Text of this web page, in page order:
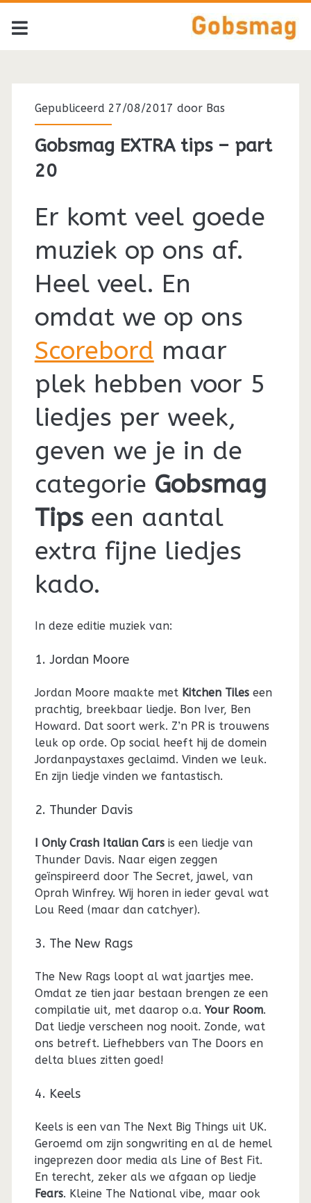
Gepubliceerd 27/08/2017 door Bas
Gobsmag EXTRA tips – part
20
Er komt veel goede
muziek op ons af.
Heel veel. En
omdat we op ons
Scorebord maar
plek hebben voor 5
liedjes per week,
geven we je in de
categorie Gobsmag
Tipseen aantal
extra fijne liedjes
kado.
In deze editie muziek van:
1. Jordan Moore
Jordan Moore maakte met Kitchen Tileseen
prachtig, breekbaar liedje. Bon Iver, Ben
Howard. Dat soort werk. Z’n PR is trouwens
leuk op orde. Op social heeft hij de domein
Jordanpaystaxes geclaimd. Vinden we leuk.
En zijn liedje vinden we fantastisch.
2. Thunder Davis
I Only Crash Italian Carsis een liedje van
Thunder Davis. Naar eigen zeggen
geïnspireerd door The Secret, jawel, van
Oprah Winfrey. Wij horen in ieder geval wat
Lou Reed (maar dan catchyer).
3. The New Rags
The New Rags loopt al wat jaartjes mee.
Omdat ze tien jaar bestaan brengen ze een
compilatie uit, met daarop o.a.Your Room.
Dat liedje verscheen nog nooit. Zonde, wat
ons betreft. Liefhebbers van The Doors en
delta blues zitten goed!
4. Keels
Keels is een van The Next Big Things uit UK.
Geroemd om zijn songwriting en al de hemel
ingeprezen door media als Line of Best Fit.
En terecht, zeker als we afgaan op liedje
Fears. Kleine The National vibe, maar ook